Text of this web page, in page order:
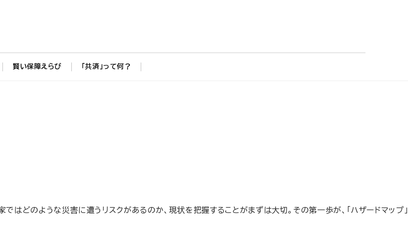
賢い保障えらび 「共済」って何？
どのような災害に遭うリスクがあるのか、現状を把握することがまずは大切。その第一歩が、「ハザードマップ